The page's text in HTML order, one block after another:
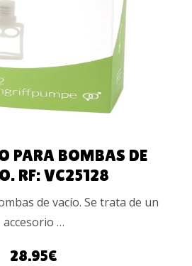
LEER MÁS
PARA BOMBAS DE
RF: VC25128
de vacío. Se trata de un
accesorio …
28.95€